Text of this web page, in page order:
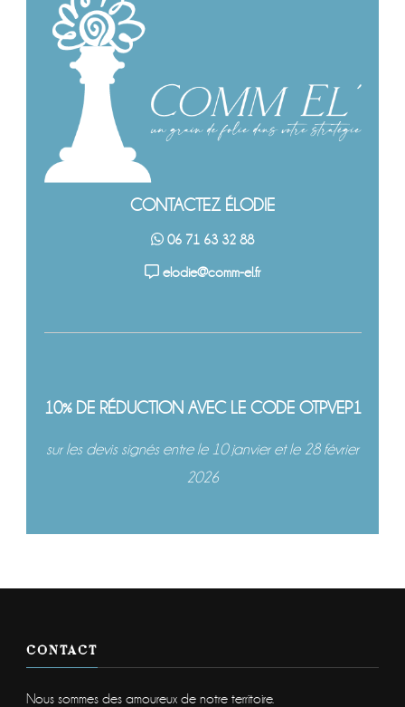
CONTACTEZ ÉLODIE
06 71 63 32 88
elodie@comm-el.fr
10% DE RÉDUCTION AVEC LE CODE OTPVEP1
sur les devis signés entre le 10 janvier et le 28 février
2026
CONTACT
Nous sommes des amoureux de notre territoire.